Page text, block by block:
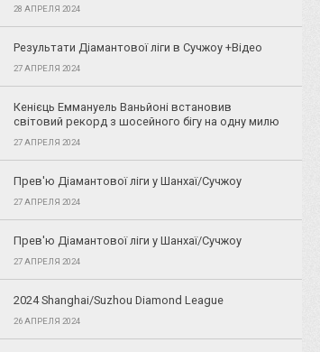
28 АПРЕЛЯ 2024
Результати Діамантової ліги в Сучжоу +Відео
27 АПРЕЛЯ 2024
Кенієць Еммануель Ваньйоні встановив
світовий рекорд з шосейного бігу на одну милю
27 АПРЕЛЯ 2024
Прев'ю Діамантової ліги у Шанхаї/Сучжоу
27 АПРЕЛЯ 2024
Прев'ю Діамантової ліги у Шанхаї/Сучжоу
27 АПРЕЛЯ 2024
2024 Shanghai/Suzhou Diamond League
26 АПРЕЛЯ 2024